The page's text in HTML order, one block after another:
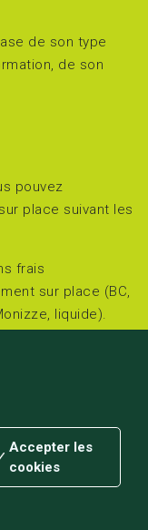
de son type
de son
pouvez
place suivant les
frais
sur place (BC,
liquide).
:
(Lisogne/Dinant)
Accepter les
cookies